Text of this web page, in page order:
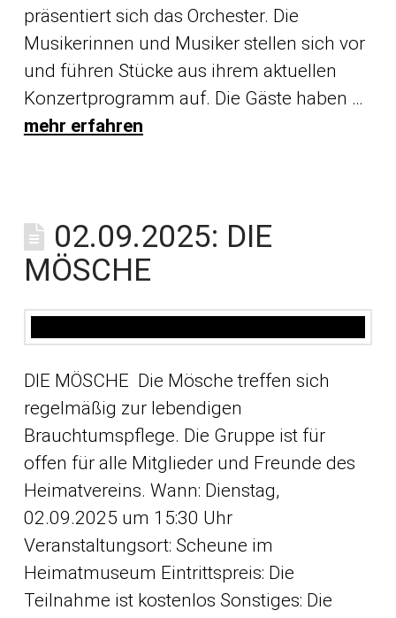
präsentiert sich das Orchester. Die
Musikerinnen und Musiker stellen sich vor
und führen Stücke aus ihrem aktuellen
Konzertprogramm auf. Die Gäste haben …
mehr erfahren
02.09.2025: DIE
MÖSCHE
DIE MÖSCHE Die Mösche treffen sich
regelmäßig zur lebendigen
Brauchtumspflege. Die Gruppe ist für
offen für alle Mitglieder und Freunde des
Heimatvereins. Wann: Dienstag,
02.09.2025 um 15:30 Uhr
Veranstaltungsort: Scheune im
Heimatmuseum Eintrittspreis: Die
Teilnahme ist kostenlos Sonstiges: Die